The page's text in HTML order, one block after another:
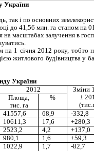
України
так і по основних
до 41,56 млн. га станом на
на масштабах залучення в
1 січня 2012 року, тобто
житлового будівництва
України
2012
Зміни
±
Площа,
тис. га
%
41557,6 68,9
-332,8
10611,3 17,6
+280,3
2523,2 4,2
+137,0
980,1 1,6
+59,3
1022,9 1,7 -82,7